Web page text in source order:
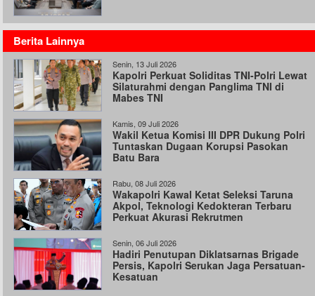
Berita Lainnya
Senin, 13 Juli 2026
Kapolri Perkuat Soliditas TNI-Polri Lewat
Silaturahmi dengan Panglima TNI di
Mabes TNI
Kamis, 09 Juli 2026
Wakil Ketua Komisi III DPR Dukung Polri
Tuntaskan Dugaan Korupsi Pasokan
Batu Bara
Rabu, 08 Juli 2026
Wakapolri Kawal Ketat Seleksi Taruna
Akpol, Teknologi Kedokteran Terbaru
Perkuat Akurasi Rekrutmen
Senin, 06 Juli 2026
Hadiri Penutupan Diklatsarnas Brigade
Persis, Kapolri Serukan Jaga Persatuan-
Kesatuan